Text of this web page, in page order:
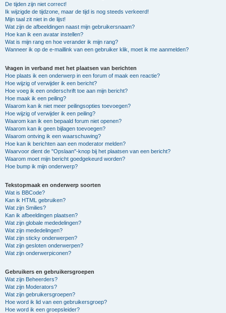
De tijden zijn niet correct!
Ik wijzigde de tijdzone, maar de tijd is nog steeds verkeerd!
Mijn taal zit niet in de lijst!
Wat zijn de afbeeldingen naast mijn gebruikersnaam?
Hoe kan ik een avatar instellen?
Wat is mijn rang en hoe verander ik mijn rang?
Wanneer ik op de e-maillink van een gebruiker klik, moet ik me aanmelden?
Vragen in verband met het plaatsen van berichten
Hoe plaats ik een onderwerp in een forum of maak een reactie?
Hoe wijzig of verwijder ik een bericht?
Hoe voeg ik een onderschrift toe aan mijn bericht?
Hoe maak ik een peiling?
Waarom kan ik niet meer peilingsopties toevoegen?
Hoe wijzig of verwijder ik een peiling?
Waarom kan ik een bepaald forum niet openen?
Waarom kan ik geen bijlagen toevoegen?
Waarom ontving ik een waarschuwing?
Hoe kan ik berichten aan een moderator melden?
Waarvoor dient de "Opslaan"-knop bij het plaatsen van een bericht?
Waarom moet mijn bericht goedgekeurd worden?
Hoe bump ik mijn onderwerp?
Tekstopmaak en onderwerp soorten
Wat is BBCode?
Kan ik HTML gebruiken?
Wat zijn Smilies?
Kan ik afbeeldingen plaatsen?
Wat zijn globale mededelingen?
Wat zijn mededelingen?
Wat zijn sticky onderwerpen?
Wat zijn gesloten onderwerpen?
Wat zijn onderwerpiconen?
Gebruikers en gebruikersgroepen
Wat zijn Beheerders?
Wat zijn Moderators?
Wat zijn gebruikersgroepen?
Hoe word ik lid van een gebruikersgroep?
Hoe word ik een groepsleider?